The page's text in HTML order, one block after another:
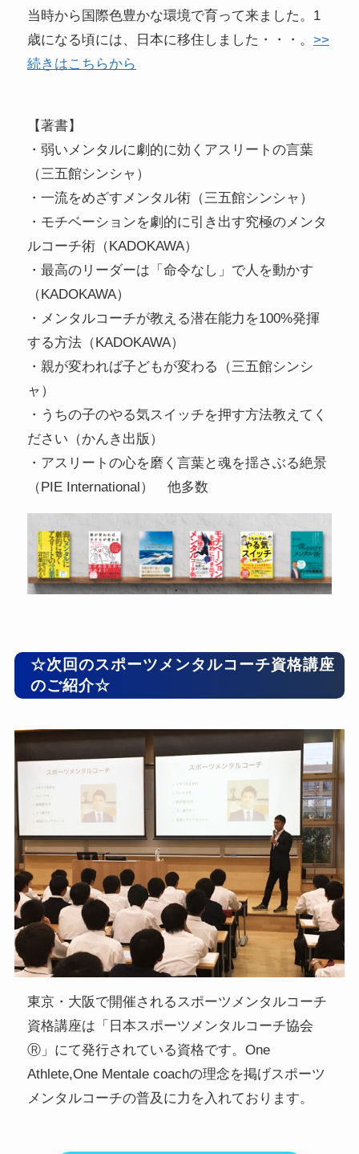
当時から国際色豊かな環境で育って来ました。1
歳になる頃には、日本に移住しました・・・。>>
続きはこちらから
【著書】
・弱いメンタルに劇的に効くアスリートの言葉
（三五館シンシャ）
・一流をめざすメンタル術（三五館シンシャ）
・モチベーションを劇的に引き出す究極のメンタ
ルコーチ術（KADOKAWA）
・最高のリーダーは「命令なし」で人を動かす
（KADOKAWA）
・メンタルコーチが教える潜在能力を100%発揮
する方法（KADOKAWA）
・親が変われば子どもが変わる（三五館シンシ
ャ）
・うちの子のやる気スイッチを押す方法教えてく
ださい（かんき出版）
・アスリートの心を磨く言葉と魂を揺さぶる絶景
（PIE International） 他多数
☆次回のスポーツメンタルコーチ資格講座
のご紹介☆
東京・大阪で開催されるスポーツメンタルコーチ
資格講座は「日本スポーツメンタルコーチ協会
Ⓡ」にて発行されている資格です。One
Athlete,One Mentale coachの理念を掲げスポーツ
メンタルコーチの普及に力を入れております。